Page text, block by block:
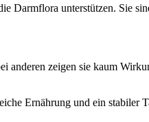
Darmflora unterstützen. Sie
anderen zeigen sie kaum
Ernährung und ein stabiler